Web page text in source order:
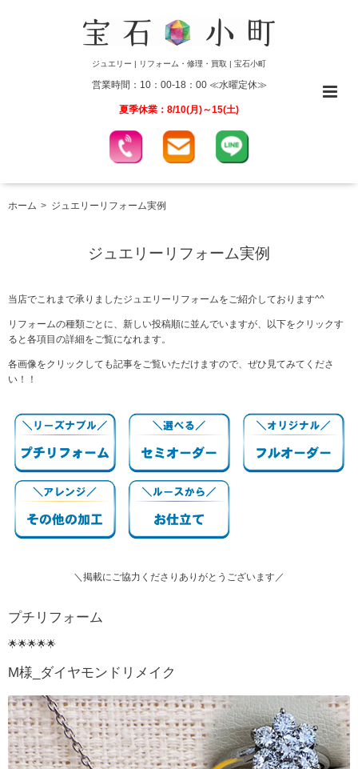
ジュエリー | リフォーム・修理・買取 | 宝石小町
営業時間：10：00-18：00 ≪水曜定休≫
夏季休業：8/10(月)～15(土)
ホーム ジュエリーリフォーム実例
ジュエリーリフォーム実例
当店でこれまで承りましたジュエリーリフォームをご紹介しております^^
リフォームの種類ごとに、新しい投稿順に並んでいますが、以下をクリックす
ると各項目の詳細をご覧になれます。
各画像をクリックしても記事をご覧いただけますので、ぜひ見てみてくださ
い！！
＼掲載にご協力くださりありがとうございます／
プチリフォーム
🌟🌟🌟🌟🌟
M様_ダイヤモンドリメイク